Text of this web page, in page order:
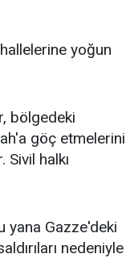
yoğun
bölgedeki
göç etmelerini
Sivil halkı
yana Gazze'deki
nedeniyle